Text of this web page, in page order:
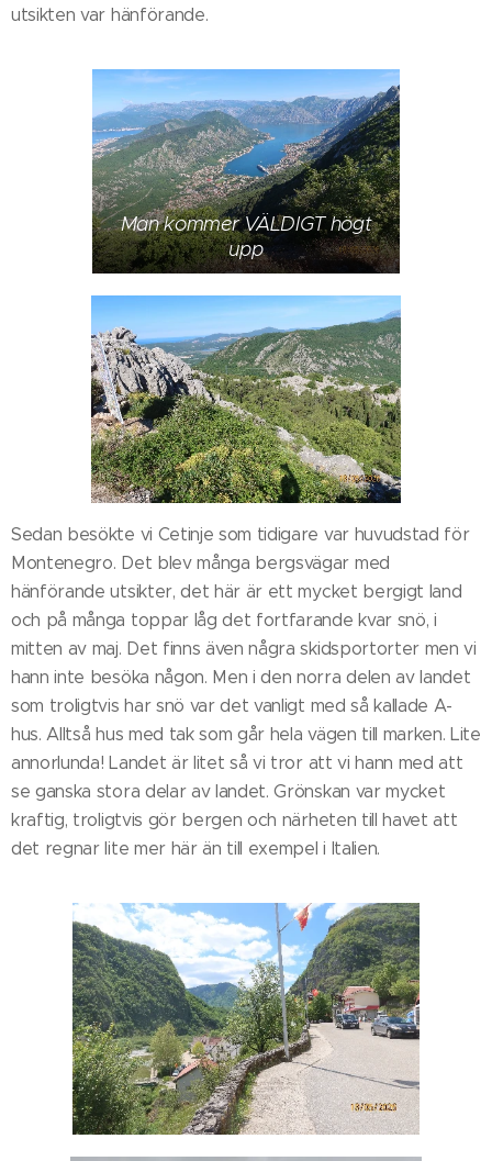
utsikten var hänförande.
Man kommer VÄLDIGT högt
upp
Sedan besökte vi Cetinje som tidigare var huvudstad för
Montenegro. Det blev många bergsvägar med
hänförande utsikter, det här är ett mycket bergigt land
och på många toppar låg det fortfarande kvar snö, i
mitten av maj. Det finns även några skidsportorter men vi
hann inte besöka någon. Men i den norra delen av landet
som troligtvis har snö var det vanligt med så kallade A-
hus. Alltså hus med tak som går hela vägen till marken. Lite
annorlunda! Landet är litet så vi tror att vi hann med att
se ganska stora delar av landet. Grönskan var mycket
kraftig, troligtvis gör bergen och närheten till havet att
det regnar lite mer här än till exempel i Italien.